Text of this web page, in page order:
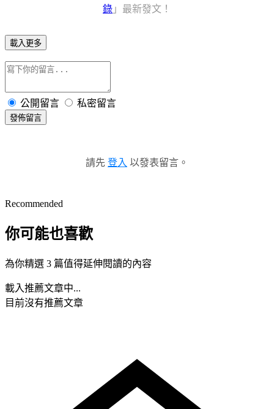
錄 」最新發文！
載入更多
公開留言 私密留言
發佈留言
請先 登入 以發表留言。
Recommended
你可能也喜歡
為你精選 3 篇值得延伸閱讀的內容
載入推薦文章中...
目前沒有推薦文章